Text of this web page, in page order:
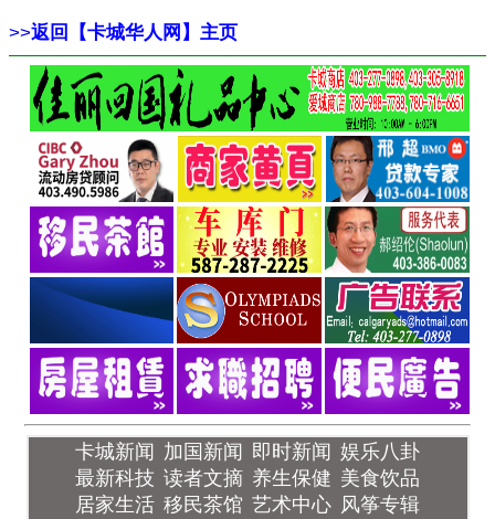
>>返回【卡城华人网】主页
卡城新闻 加国新闻 即时新闻 娱乐八卦
最新科技 读者文摘 养生保健 美食饮品
居家生活 移民茶馆 艺术中心 风筝专辑